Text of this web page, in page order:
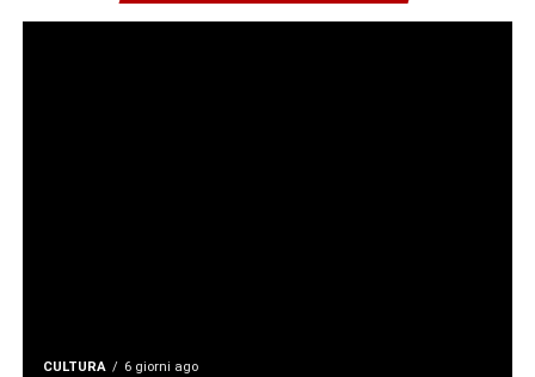
CULTURA 6 giorni ago